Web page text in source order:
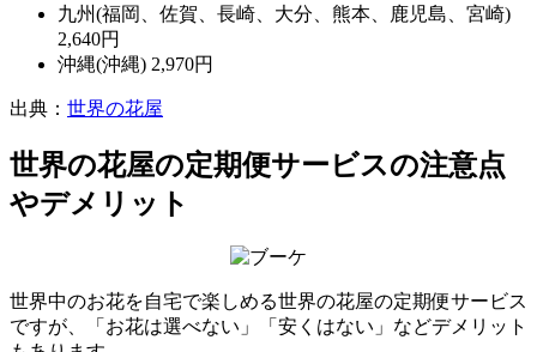
九州(福岡、佐賀、長崎、大分、熊本、鹿児島、宮崎)
2,640円
沖縄(沖縄) 2,970円
出典： 世界の花屋
世界の花屋の定期便サービスの注意点
やデメリット
世界中のお花を自宅で楽しめる世界の花屋の定期便サービス
ですが、「お花は選べない」「安くはない」などデメリット